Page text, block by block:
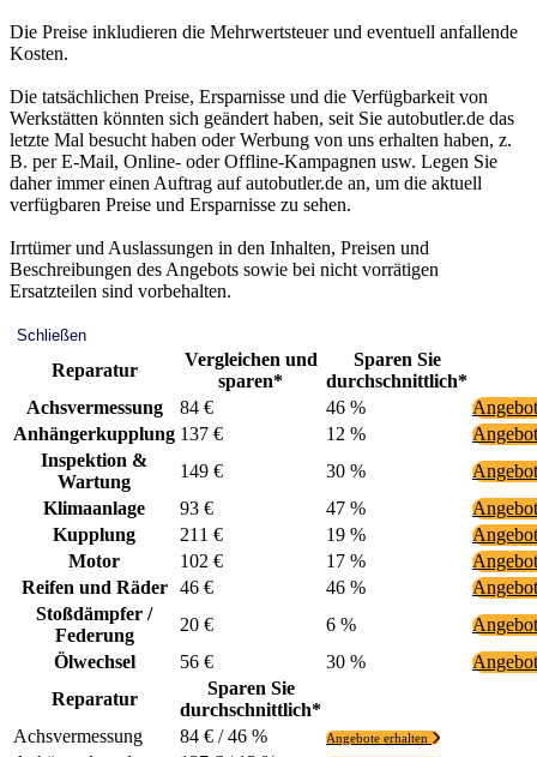
Die Preise inkludieren die Mehrwertsteuer und eventuell anfallende
Kosten.
Die tatsächlichen Preise, Ersparnisse und die Verfügbarkeit von
Werkstätten könnten sich geändert haben, seit Sie autobutler.de das
letzte Mal besucht haben oder Werbung von uns erhalten haben, z.
B. per E-Mail, Online- oder Offline-Kampagnen usw. Legen Sie
daher immer einen Auftrag auf autobutler.de an, um die aktuell
verfügbaren Preise und Ersparnisse zu sehen.
Irrtümer und Auslassungen in den Inhalten, Preisen und
Beschreibungen des Angebots sowie bei nicht vorrätigen
Ersatzteilen sind vorbehalten.
Schließen
Reparatur
Vergleichen und
sparen*
Sparen Sie
durchschnittlich*
Achsvermessung
84 € 46 %
Anhängerkupplung 137 € 12 %
Inspektion &
Wartung
149 € 30 %
Klimaanlage
93 € 47 %
Kupplung
211 € 19 %
Motor
102 € 17 %
Reifen und Räder
46 € 46 %
Stoßdämpfer /
Federung
20 € 6 %
Ölwechsel
56 € 30 %
Reparatur
Sparen Sie
durchschnittlich*
Achsvermessung
84 € / 46 % Angebote erhalten